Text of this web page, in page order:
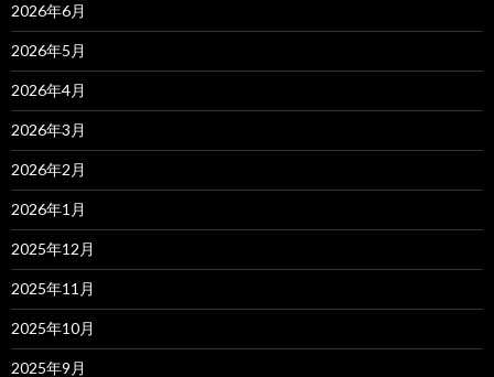
2026年6月
2026年5月
2026年4月
2026年3月
2026年2月
2026年1月
2025年12月
2025年11月
2025年10月
2025年9月